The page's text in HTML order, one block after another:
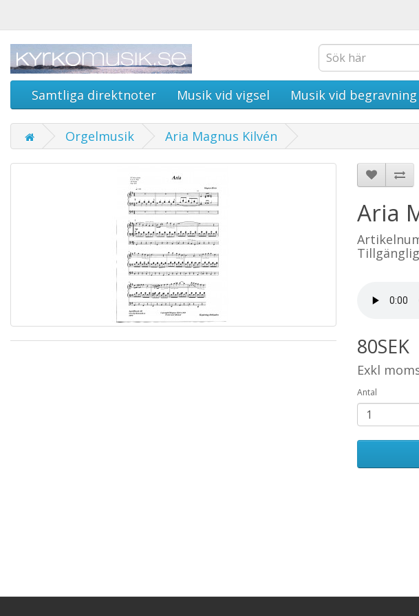
Samtliga direktnoter Musik vid vigsel Musik vid begravning
Orgelmusik Aria Magnus Kilvén
Aria
80SEK
Exkl
Antal